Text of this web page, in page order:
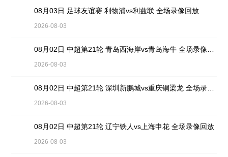
08月03日 足球友谊赛 利物浦vs利兹联 全场录像回放
2026-08-03
2026-08-03
2026-08-03
08月02日 中超第21轮 辽宁铁人vs上海申花 全场录像回放
2026-08-03